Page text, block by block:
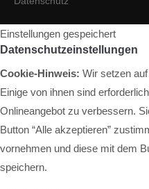
Einstellungen gespeichert
Datenschutzeinstellungen
Cookie-Hinweis: Wir setzen
Einige von ihnen sind
Onlineangebot zu verbessern.
Button “Alle akzeptieren”
vornehmen und diese mit dem
speichern.